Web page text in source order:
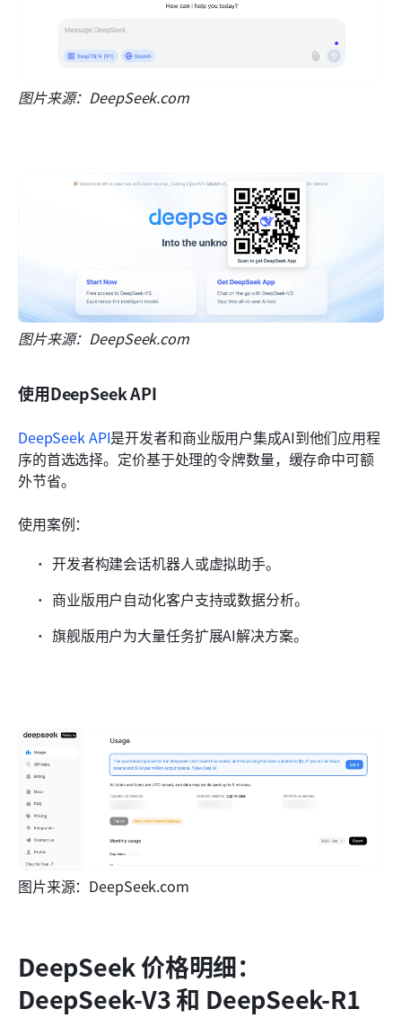
图片来源：DeepSeek.com
图片来源：DeepSeek.com
使用DeepSeek API
DeepSeek API是开发者和商业版用户集成AI到他们应用程
序的首选选择。定价基于处理的令牌数量，缓存命中可额
外节省。
使用案例：
开发者构建会话机器人或虚拟助手。
商业版用户自动化客户支持或数据分析。
旗舰版用户为大量任务扩展AI解决方案。
图片来源：DeepSeek.com
DeepSeek 价格明细：
DeepSeek-V3 和 DeepSeek-R1